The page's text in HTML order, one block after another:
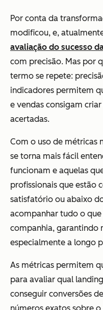
Por conta da
modificou, e,
avaliação do sucesso
com precisão. Mas por
termo se repete:
indicadores permitem
e vendas consigam
acertadas.
Com o uso de métricas
se torna mais fácil
funcionam e aquelas
profissionais que estão
satisfatório ou abaixo
acompanhar tudo o
companhia, garantindo
especialmente a longo
As métricas permitem
para avaliar qual
conseguir conversões